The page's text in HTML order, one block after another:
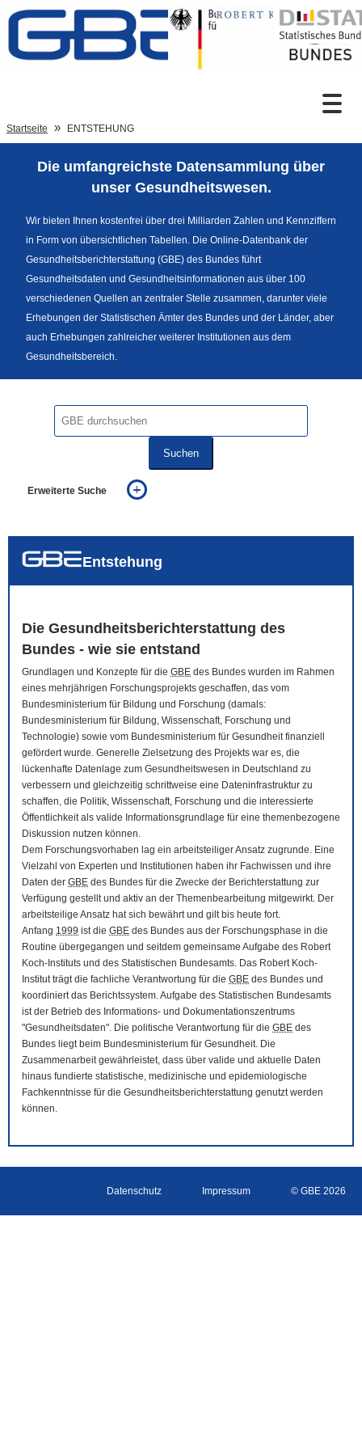
Zum Inhalt
Sprachumschaltung
Fußzeile
Startseite ENTSTEHUNG
Die umfangreichste Datensammlung über
unser Gesundheitswesen.
Wir bieten Ihnen kostenfrei über drei Milliarden Zahlen und Kennziffern
in Form von übersichtlichen Tabellen. Die Online-Datenbank der
Gesundheitsberichterstattung (GBE) des Bundes führt
Gesundheitsdaten und Gesundheitsinformationen aus über 100
verschiedenen Quellen an zentraler Stelle zusammen, darunter viele
Erhebungen der Statistischen Ämter des Bundes und der Länder, aber
auch Erhebungen zahlreicher weiterer Institutionen aus dem
Gesundheitsbereich.
Suchen
Erweiterte Suche
auch in allen Texten suchen (Volltextsuche)
Entstehung
Die Gesundheitsberichterstattung des
Bundes - wie sie entstand
Grundlagen und Konzepte für die GBE des Bundes wurden im Rahmen
eines mehrjährigen Forschungsprojekts geschaffen, das vom
Bundesministerium für Bildung und Forschung (damals:
Bundesministerium für Bildung, Wissenschaft, Forschung und
Technologie) sowie vom Bundesministerium für Gesundheit finanziell
gefördert wurde. Generelle Zielsetzung des Projekts war es, die
lückenhafte Datenlage zum Gesundheitswesen in Deutschland zu
verbessern und gleichzeitig schrittweise eine Dateninfrastruktur zu
schaffen, die Politik, Wissenschaft, Forschung und die interessierte
Öffentlichkeit als valide Informationsgrundlage für eine themenbezogene
Diskussion nutzen können.
Dem Forschungsvorhaben lag ein arbeitsteiliger Ansatz zugrunde. Eine
Vielzahl von Experten und Institutionen haben ihr Fachwissen und ihre
Daten der GBE des Bundes für die Zwecke der Berichterstattung zur
Verfügung gestellt und aktiv an der Themenbearbeitung mitgewirkt. Der
arbeitsteilige Ansatz hat sich bewährt und gilt bis heute fort.
Anfang 1999 ist die GBE des Bundes aus der Forschungsphase in die
Routine übergegangen und seitdem gemeinsame Aufgabe des Robert
Koch-Instituts und des Statistischen Bundesamts. Das Robert Koch-
Institut trägt die fachliche Verantwortung für die GBE des Bundes und
koordiniert das Berichtssystem. Aufgabe des Statistischen Bundesamts
ist der Betrieb des Informations- und Dokumentationszentrums
"Gesundheitsdaten". Die politische Verantwortung für die GBE des
Bundes liegt beim Bundesministerium für Gesundheit. Die
Zusammenarbeit gewährleistet, dass über valide und aktuelle Daten
hinaus fundierte statistische, medizinische und epidemiologische
Fachkenntnisse für die Gesundheitsberichterstattung genutzt werden
können.
Datenschutz Impressum © GBE 2026